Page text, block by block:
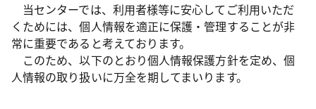
当センターでは、利用者様等に安心してご利用いただ
くためには、個人情報を適正に保護・管理することが非
常に重要であると考えております。
このため、以下のとおり個人情報保護方針を定め、個
人情報の取り扱いに万全を期してまいります。